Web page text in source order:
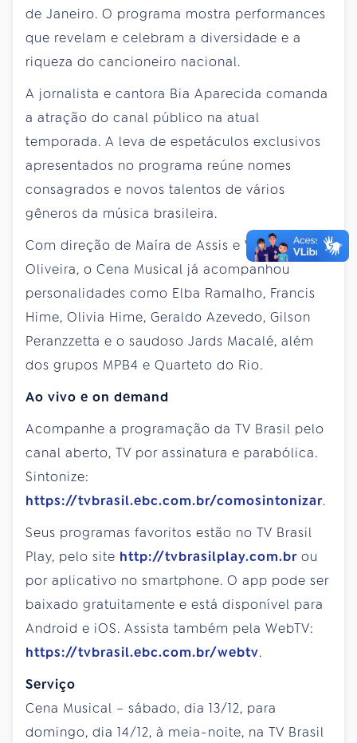
de Janeiro. O programa mostra performances
que revelam e celebram a diversidade e a
riqueza do cancioneiro nacional.
A jornalista e cantora Bia Aparecida comanda
a atração do canal público na atual
temporada. A leva de espetáculos exclusivos
apresentados no programa reúne nomes
consagrados e novos talentos de vários
gêneros da música brasileira.
Com direção de Maíra de Assis e Waldecir de
Oliveira, o Cena Musical já acompanhou
personalidades como Elba Ramalho, Francis
Hime, Olivia Hime, Geraldo Azevedo, Gilson
Peranzzetta e o saudoso Jards Macalé, além
dos grupos MPB4 e Quarteto do Rio.
Ao vivo e on demand
Acompanhe a programação da TV Brasil pelo
canal aberto, TV por assinatura e parabólica.
Sintonize:
https://tvbrasil.ebc.com.br/comosintonizar.
Seus programas favoritos estão no TV Brasil
Play, pelo site http://tvbrasilplay.com.br ou
por aplicativo no smartphone. O app pode ser
baixado gratuitamente e está disponível para
Android e iOS. Assista também pela WebTV:
https://tvbrasil.ebc.com.br/webtv.
Serviço
Cena Musical – sábado, dia 13/12, para
domingo, dia 14/12, à meia-noite, na TV Brasil